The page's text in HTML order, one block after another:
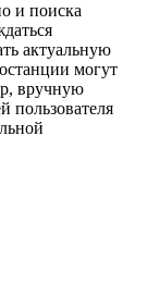
и поиска
актуальную
могут
вручную
пользователя